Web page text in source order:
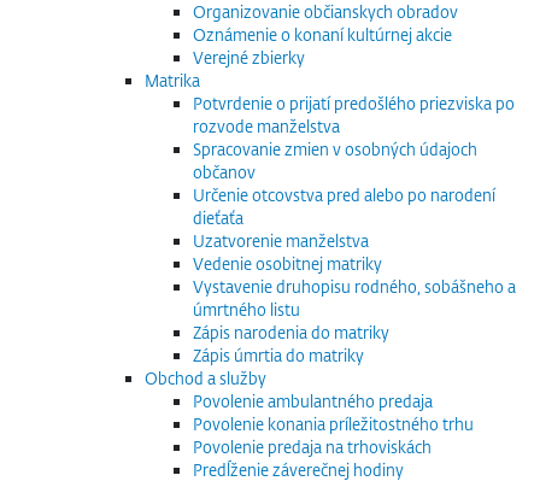
Organizovanie občianskych obradov
Oznámenie o konaní kultúrnej akcie
Verejné zbierky
Matrika
Potvrdenie o prijatí predošlého priezviska po
rozvode manželstva
Spracovanie zmien v osobných údajoch
občanov
Určenie otcovstva pred alebo po narodení
dieťaťa
Uzatvorenie manželstva
Vedenie osobitnej matriky
Vystavenie druhopisu rodného, sobášneho a
úmrtného listu
Zápis narodenia do matriky
Zápis úmrtia do matriky
Obchod a služby
Povolenie ambulantného predaja
Povolenie konania príležitostného trhu
Povolenie predaja na trhoviskách
Predĺženie záverečnej hodiny